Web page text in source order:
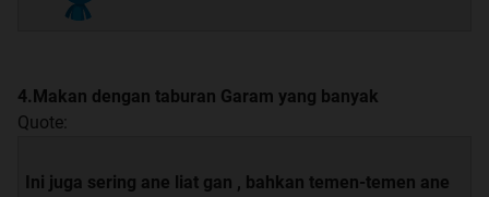
4.Makan dengan taburan Garam yang banyak
Quote:
Ini juga sering ane liat gan , bahkan temen-temen ane